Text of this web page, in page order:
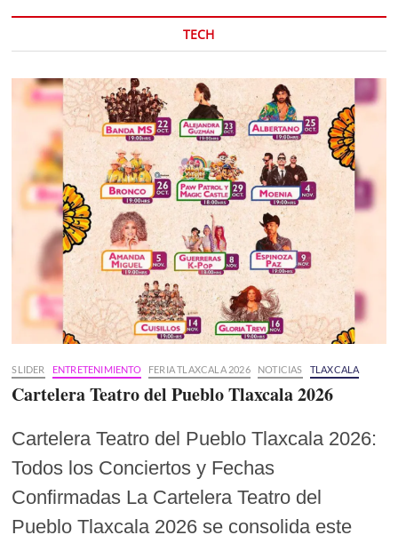
TECH
SLIDER ENTRETENIMIENTO FERIA TLAXCALA 2026 NOTICIAS TLAXCALA
Cartelera Teatro del Pueblo Tlaxcala 2026
Cartelera Teatro del Pueblo Tlaxcala 2026:
Todos los Conciertos y Fechas
Confirmadas La Cartelera Teatro del
Pueblo Tlaxcala 2026 se consolida este